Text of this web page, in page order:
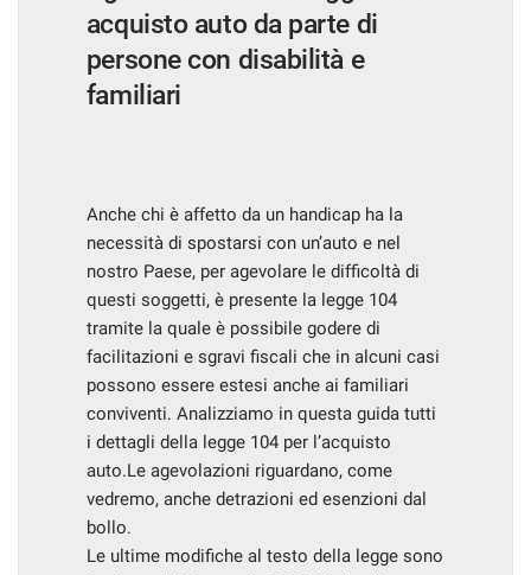
acquisto auto da parte di
persone con disabilità e
familiari
Anche chi è affetto da un handicap ha la
necessità di spostarsi con un’auto e nel
nostro Paese, per agevolare le difficoltà di
questi soggetti, è presente la legge 104
tramite la quale è possibile godere di
facilitazioni e sgravi fiscali che in alcuni casi
possono essere estesi anche ai familiari
conviventi. Analizziamo in questa guida tutti
i dettagli della legge 104 per l’acquisto
auto.Le agevolazioni riguardano, come
vedremo, anche detrazioni ed esenzioni dal
bollo.
Le ultime modifiche al testo della legge sono
ottenere
maggiori
informazioni
funzionamento
strumenti
tracciamento
rimanda
modificare